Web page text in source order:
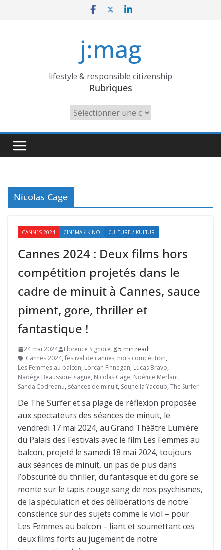
j:mag
lifestyle & responsible citizenship
Rubriques
Rubriques
Nicolas Cage
CANNES 2024 CINÉMA / KINO CULTURE / KULTUR
Cannes 2024 : Deux films hors
compétition projetés dans le
cadre de minuit à Cannes, sauce
piment, gore, thriller et
fantastique !
24 mai 2024 Florence Signoret
5 min read
Cannes 2024, festival de cannes, hors compétition,
Les Femmes au balcon, Lorcan Finnegan, Lucas Bravo,
Nadège Beausson-Diagne, Nicolas Cage, Noémie Merlant,
Sanda Codreanu, séances de minuit, Souheila Yacoub, The Surfer
De The Surfer et sa plage de réflexion proposée
aux spectateurs des séances de minuit, le
vendredi 17 mai 2024, au Grand Théâtre Lumière
du Palais des Festivals avec le film Les Femmes au
balcon, projeté le samedi 18 mai 2024, toujours
aux séances de minuit, un pas de plus dans
l’obscurité du thriller, du fantasque et du gore se
monte sur le tapis rouge sang de nos psychismes,
de la spéculation et des délibérations de notre
conscience sur des sujets comme le viol – pour
Les Femmes au balcon – liant et soumettant ces
deux films forts au jugement de notre